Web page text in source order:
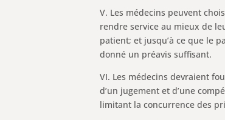
V. Les médecins peuvent
rendre service au mieux de
patient; et jusqu’à ce que le
donné un préavis suffisant.
VI. Les médecins devraient
d’un jugement et d’une
limitant la concurrence des